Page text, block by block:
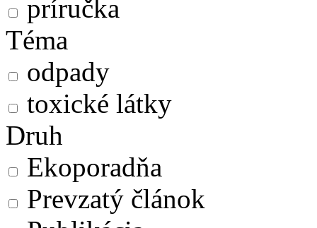
príručka
Téma
odpady
toxické látky
Druh
Ekoporadňa
Prevzatý článok